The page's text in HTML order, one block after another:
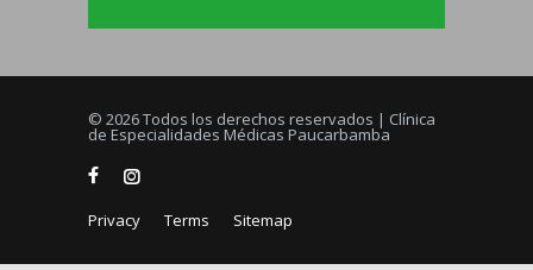
© 2026 Todos los derechos reservados | Clínica
de Especialidades Médicas Paucarbamba
Privacy Terms Sitemap